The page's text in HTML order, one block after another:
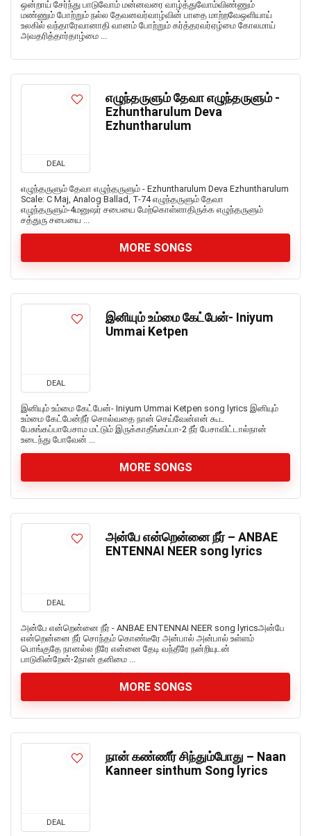
ஒன்றாய் சேர்ந்து பாடுவோம் மன்னவரை வாழ்த்துவோம்விண்ணும்
மண்ணும் போற்றும் நல்ல தேவனவர்வாழ்வின் பாதை மாற்றவேஒளியாய்
உலகில் வந்தாரேவானாதி வானம் போற்றும் கர்த்தரவர்ஏழ்மை கோலமாய்
அவதரித்தார்தாழ்மை ...
DEAL
எழுந்தருளும் தேவா எழுந்தருளும் -
Ezhuntharulum Deva
Ezhuntharulum
எழுந்தருளும் தேவா எழுந்தருளும் - Ezhuntharulum Deva Ezhuntharulum
Scale: C Maj, Analog Ballad, T-74 எழுந்தருளும் தேவா
எழுந்தருளும்-4மனுஷர் சபையை மேற்கொள்ளாதிருக்க எழுந்தருளும்
சத்துரு சபையை ...
MORE SONGS
DEAL
இனியும் உம்மை கேட்பேன்- Iniyum
Ummai Ketpen
இனியும் உம்மை கேட்பேன்- Iniyum Ummai Ketpen song lyrics இனியும்
உம்மை கேட்பேன்நீர் சொல்வதை நான் செய்வேன்என் கூட
பேசுங்கப்பாபேசாம மட்டும் இருக்காதீங்கப்பா-2 நீர் பேசாவிட்டால்நான்
உடைந்து போவேன் ...
MORE SONGS
DEAL
அன்பே என்றென்னை நீர் – ANBAE
ENTENNAI NEER song lyrics
அன்பே என்றென்னை நீர் - ANBAE ENTENNAI NEER song lyricsஅன்பே
என்றென்னை நீர் சொந்தம் கொண்டீரே அன்பால் அன்பால் உள்ளம்
பொங்குதே நானல்ல நீரே என்னை தேடி வந்தீரே நன்றியுடன்
பாடுகின்றேன்-2நான் தனிமை ...
MORE SONGS
DEAL
நான் கண்ணீர் சிந்தும்போது – Naan
Kanneer sinthum Song lyrics